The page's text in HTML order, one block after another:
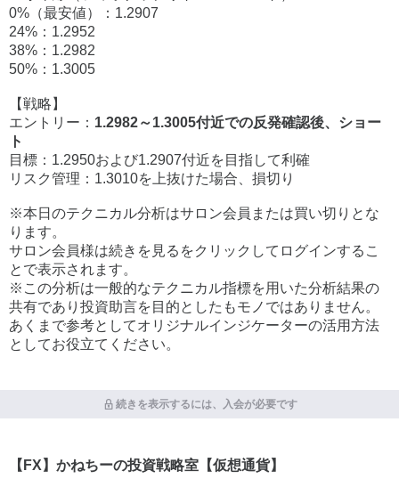
0%（最安値）：1.2907
24%：1.2952
38%：1.2982
50%：1.3005
【戦略】
エントリー： 1.2982～1.3005付近での反発確認後、ショー
ト
目標：1.2950および1.2907付近を目指して利確
リスク管理：1.3010を上抜けた場合、損切り
※本日のテクニカル分析はサロン会員または買い切りとな
ります。
サロン会員様は続きを見るをクリックしてログインするこ
とで表示されます。
※この分析は一般的なテクニカル指標を用いた分析結果の
共有であり投資助言を目的としたもモノではありません。
あくまで参考としてオリジナルインジケーターの活用方法
としてお役立てください。
続きを表示するには、入会が必要です
【FX】かねちーの投資戦略室【仮想通貨】